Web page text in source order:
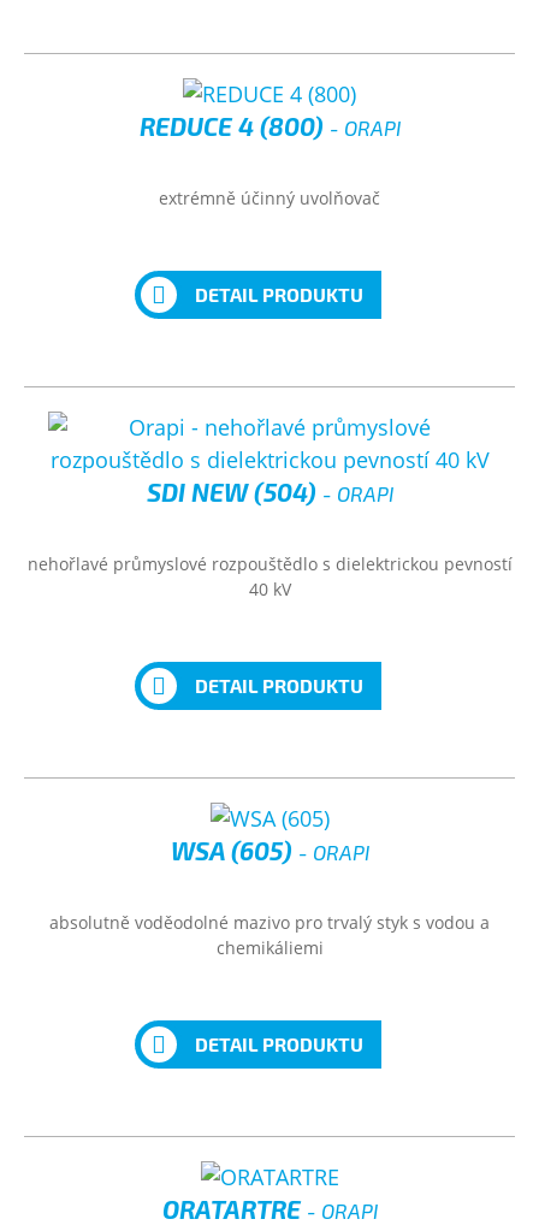
REDUCE 4 (800) - ORAPI
extrémně účinný uvolňovač
DETAIL PRODUKTU
SDI NEW (504) - ORAPI
nehořlavé průmyslové rozpouštědlo s dielektrickou pevností
40 kV
DETAIL PRODUKTU
WSA (605) - ORAPI
absolutně voděodolné mazivo pro trvalý styk s vodou a
chemikáliemi
DETAIL PRODUKTU
ORATARTRE - ORAPI